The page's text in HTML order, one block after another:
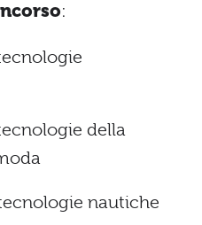
:
della
nautiche